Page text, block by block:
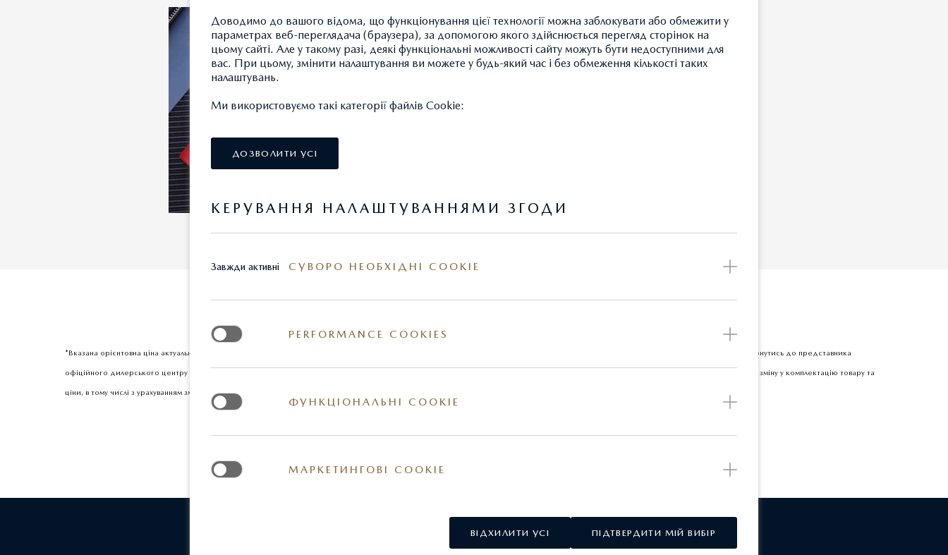
ТЕРМОКРУЖКА "DENIM"
672.00 ГРН.*
*Вказана орієнтовна ціна актуальна на момент оновлення інформації на сайті. За більш детальною інформацією стосовно вартості та наявності конкретної одиниці товару прохання звернутись до представника
офіційного дилерського центру Mazda. Реальні кольори та деякі зовнішні та / або внутрішні елементи обладнання можуть відрізнятись. Постачальник залишає за собою право вносити зміну у комплектацію товару та
ціни, в тому числі з урахуванням змін міжбанківського курсу долару США.
Доводимо до вашого відома, що функціонування цієї технології можна заблокувати або обмежити у
параметрах веб-переглядача (браузера), за допомогою якого здійснюється перегляд сторінок на
цьому сайті. Але у такому разі, деякі функціональні можливості сайту можуть бути недоступними для
вас. При цьому, змінити налаштування ви можете у будь-який час і без обмеження кількості таких
налаштувань.
Ми використовуємо такі категорії файлів Cookie:
ДОЗВОЛИТИ УСІ
КЕРУВАННЯ НАЛАШТУВАННЯМИ ЗГОДИ
Завжди активні СУВОРО НЕОБХІДНІ COOKIE
PERFORMANCE COOKIES
ФУНКЦІОНАЛЬНІ COOKIE
МАРКЕТИНГОВІ COOKIE
ВІДХИЛИТИ УСІ ПІДТВЕРДИТИ МІЙ ВИБІР